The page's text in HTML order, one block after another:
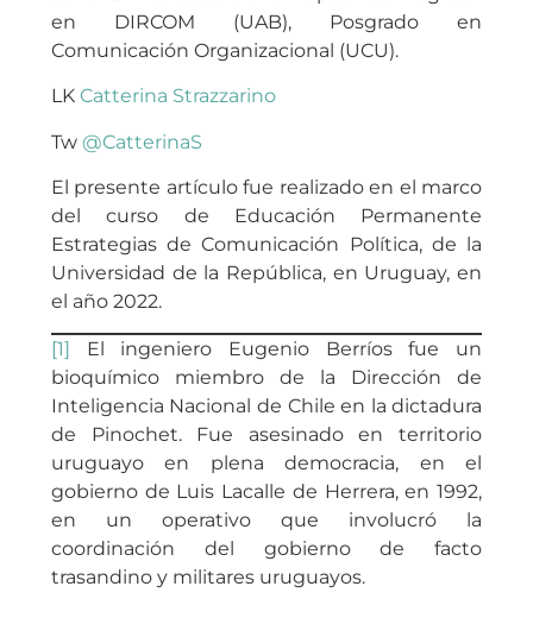
en DIRCOM (UAB), Posgrado en
Comunicación Organizacional (UCU).
LK Catterina Strazzarino
Tw @CatterinaS
El presente artículo fue realizado en el marco
del curso de Educación Permanente
Estrategias de Comunicación Política, de la
Universidad de la República, en Uruguay, en
el año 2022.
[1]
El ingeniero Eugenio Berríos fue un
bioquímico miembro de la Dirección de
Inteligencia Nacional de Chile en la dictadura
de Pinochet. Fue asesinado en territorio
uruguayo en plena democracia, en el
gobierno de Luis Lacalle de Herrera, en 1992,
en un operativo que involucró la
coordinación del gobierno de facto
trasandino y militares uruguayos.